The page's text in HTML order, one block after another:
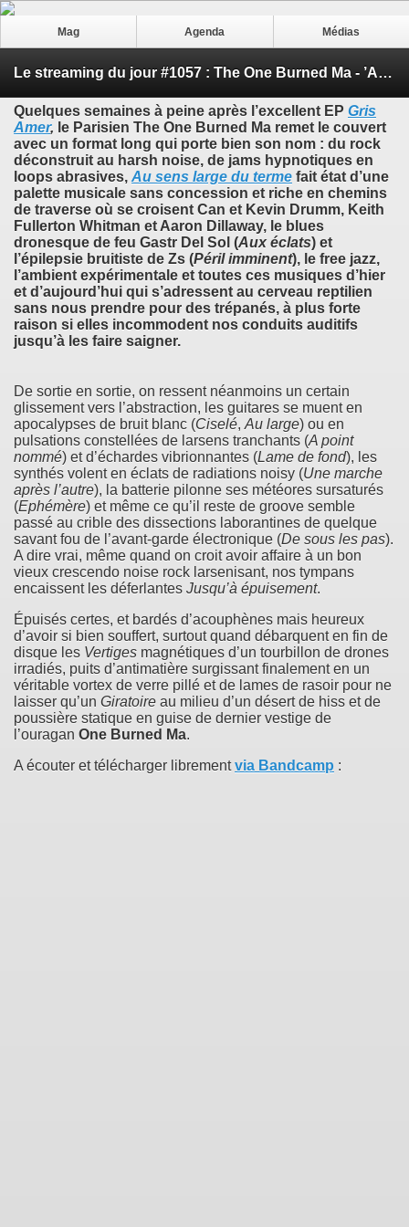
Mag Agenda Médias
Le streaming du jour #1057 : The One Burned Ma - ’Au sens large du terme’
Quelques semaines à peine après l’excellent EP Gris
Amer, le Parisien The One Burned Ma remet le couvert
avec un format long qui porte bien son nom : du rock
déconstruit au harsh noise, de jams hypnotiques en
loops abrasives, Au sens large du terme fait état d’une
palette musicale sans concession et riche en chemins
de traverse où se croisent Can et Kevin Drumm, Keith
Fullerton Whitman et Aaron Dillaway, le blues
dronesque de feu Gastr Del Sol (Aux éclats) et
l’épilepsie bruitiste de Zs (Péril imminent), le free jazz,
l’ambient expérimentale et toutes ces musiques d’hier
et d’aujourd’hui qui s’adressent au cerveau reptilien
sans nous prendre pour des trépanés, à plus forte
raison si elles incommodent nos conduits auditifs
jusqu’à les faire saigner.
De sortie en sortie, on ressent néanmoins un certain
glissement vers l’abstraction, les guitares se muent en
apocalypses de bruit blanc (Ciselé, Au large) ou en
pulsations constellées de larsens tranchants (A point
nommé) et d’échardes vibrionnantes (Lame de fond), les
synthés volent en éclats de radiations noisy (Une marche
après l’autre), la batterie pilonne ses météores sursaturés
(Ephémère) et même ce qu’il reste de groove semble
passé au crible des dissections laborantines de quelque
savant fou de l’avant-garde électronique (De sous les pas).
A dire vrai, même quand on croit avoir affaire à un bon
vieux crescendo noise rock larsenisant, nos tympans
encaissent les déferlantes Jusqu’à épuisement.
Épuisés certes, et bardés d’acouphènes mais heureux
d’avoir si bien souffert, surtout quand débarquent en fin de
disque les Vertiges magnétiques d’un tourbillon de drones
irradiés, puits d’antimatière surgissant finalement en un
véritable vortex de verre pillé et de lames de rasoir pour ne
laisser qu’un Giratoire au milieu d’un désert de hiss et de
poussière statique en guise de dernier vestige de
l’ouragan One Burned Ma.
A écouter et télécharger librementvia Bandcamp :